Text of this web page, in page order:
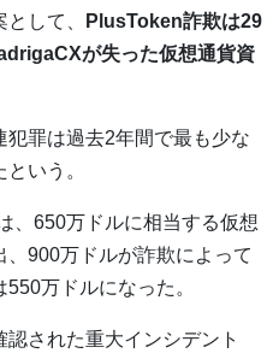
して、
PlusToken詐欺は29
が失った仮想通貨資
罪は過去2年間で最も少な
いう。
、650万ドルに相当する仮想
900万ドルが詐欺によって
万ドルになった。
された重大インシデント